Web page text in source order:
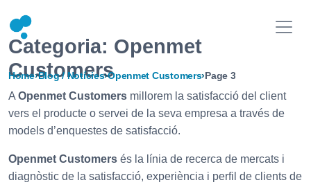
Home›Blog / Notícies›Openmet Customers›Page 3
Categoria: Openmet
Customers
A Openmet Customers millorem la satisfacció del client
vers el producte o servei de la seva empresa a través de
models d’enquestes de satisfacció.
Openmet Customers és la línia de recerca de mercats i
diagnòstic de la satisfacció, experiència i perfil de clients de